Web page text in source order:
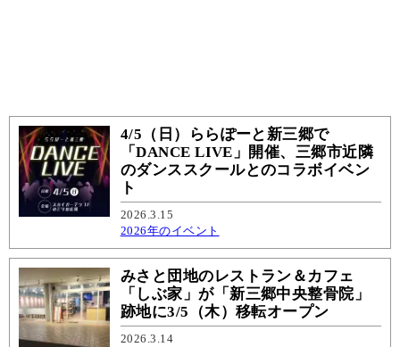
4/5（日）ららぽーと新三郷で
「DANCE LIVE」開催、三郷市近隣
のダンススクールとのコラボイベン
ト
2026.3.15
2026年のイベント
みさと団地のレストラン＆カフェ
「しぶ家」が「新三郷中央整骨院」
跡地に3/5（木）移転オープン
2026.3.14